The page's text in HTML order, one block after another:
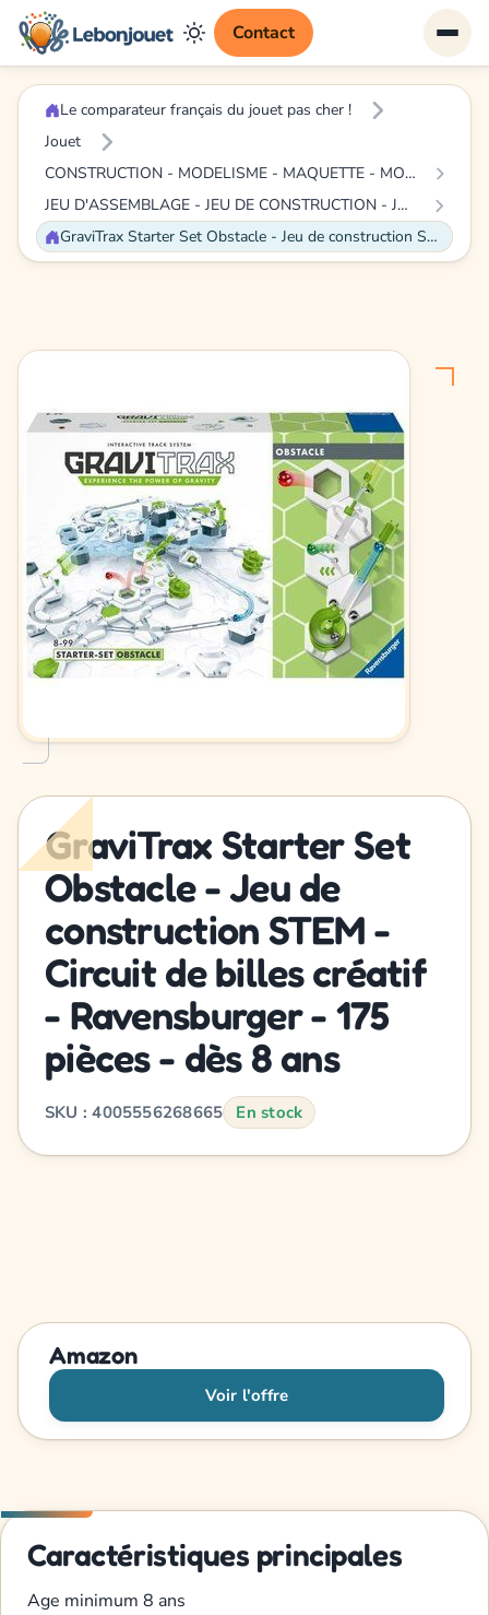
Contact
Le comparateur français du jouet pas cher !
Jouet
CONSTRUCTION - MODELISME - MAQUETTE - MODELE REDUIT A CONSTRUIRE
JEU D'ASSEMBLAGE - JEU DE CONSTRUCTION - JEU DE MANIPULATION
GraviTrax Starter Set Obstacle - Jeu de construction STEM - Circuit de billes créatif - Ravensburger - 175 pièces - dès 8 ans
GraviTrax Starter Set
Obstacle - Jeu de
construction STEM -
Circuit de billes créatif
- Ravensburger - 175
pièces - dès 8 ans
SKU : 4005556268665 En stock
Amazon
Voir l'offre
Caractéristiques principales
Age minimum 8 ans